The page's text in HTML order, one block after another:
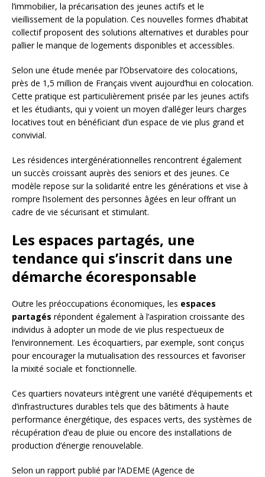
l’immobilier, la précarisation des jeunes actifs et le
vieillissement de la population. Ces nouvelles formes d’habitat
collectif proposent des solutions alternatives et durables pour
pallier le manque de logements disponibles et accessibles.
Selon une étude menée par l’Observatoire des colocations,
près de 1,5 million de Français vivent aujourd’hui en colocation.
Cette pratique est particulièrement prisée par les jeunes actifs
et les étudiants, qui y voient un moyen d’alléger leurs charges
locatives tout en bénéficiant d’un espace de vie plus grand et
convivial.
Les résidences intergénérationnelles rencontrent également
un succès croissant auprès des seniors et des jeunes. Ce
modèle repose sur la solidarité entre les générations et vise à
rompre l’isolement des personnes âgées en leur offrant un
cadre de vie sécurisant et stimulant.
Les espaces partagés, une
tendance qui s’inscrit dans une
démarche écoresponsable
Outre les préoccupations économiques, les espaces
partagés répondent également à l’aspiration croissante des
individus à adopter un mode de vie plus respectueux de
l’environnement. Les écoquartiers, par exemple, sont conçus
pour encourager la mutualisation des ressources et favoriser
la mixité sociale et fonctionnelle.
Ces quartiers novateurs intègrent une variété d’équipements et
d’infrastructures durables tels que des bâtiments à haute
performance énergétique, des espaces verts, des systèmes de
récupération d’eau de pluie ou encore des installations de
production d’énergie renouvelable.
Selon un rapport publié par l’ADEME (Agence de